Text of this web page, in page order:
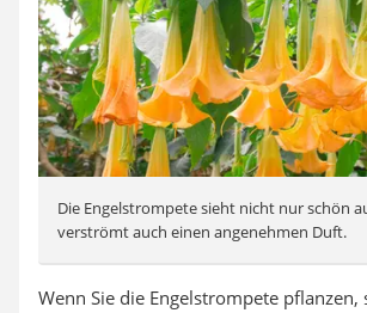
Die Engelstrompete sieht nicht nur schön
verströmt auch einen angenehmen Duft.
Wenn Sie die Engelstrompete pflanzen,